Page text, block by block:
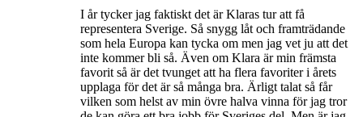
I år tycker jag faktiskt det är Klaras tur att få
representera Sverige. Så snygg låt och framträdande
som hela Europa kan tycka om men jag vet ju att det
inte kommer bli så. Även om Klara är min främsta
favorit så är det tvunget att ha flera favoriter i årets
upplaga för det är så många bra. Ärligt talat så får
vilken som helst av min övre halva vinna för jag tror